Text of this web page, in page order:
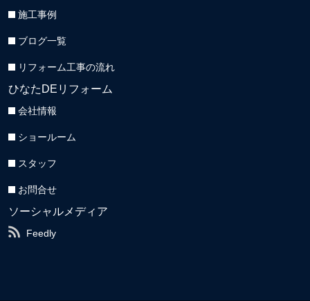
施工事例
ブログ一覧
リフォーム工事の流れ
ひなたDEリフォーム
会社情報
ショールーム
スタッフ
お問合せ
ソーシャルメディア
Feedly